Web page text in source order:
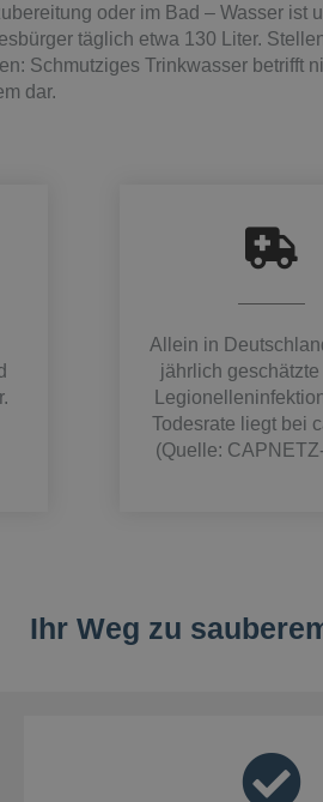
oder im Bad – Wasser
täglich etwa 130 Liter.
Schmutziges Trinkwasser betrifft
dar.
Allein in
jährlich geschätzte
Todesrate liegt bei
(Quelle:
Ihr Weg zu